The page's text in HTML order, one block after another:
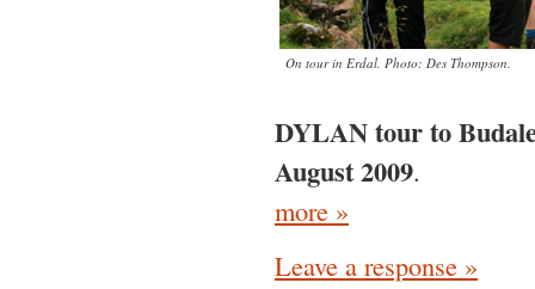
On tour in Erdal. Photo: Des Thompson.
DYLAN tour to
August 2009.
more »
Leave a response »